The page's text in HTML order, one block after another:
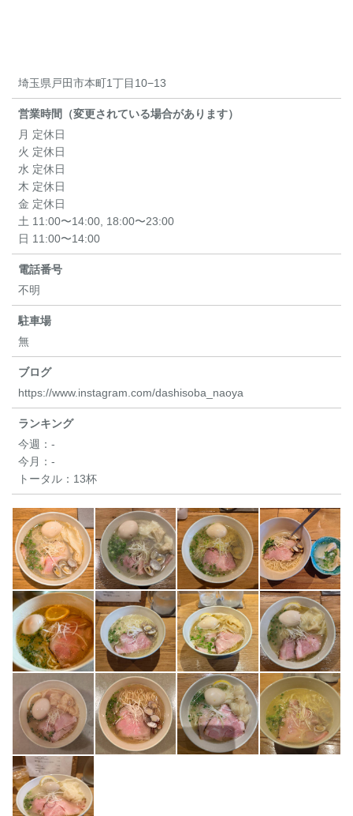
埼玉県戸田市本町1丁目10−13
営業時間（変更されている場合があります）
月 定休日
火 定休日
水 定休日
木 定休日
金 定休日
土 11:00〜14:00, 18:00〜23:00
日 11:00〜14:00
電話番号
不明
駐車場
無
ブログ
https://www.instagram.com/dashisoba_naoya
ランキング
今週： -
今月： -
トータル： 13杯